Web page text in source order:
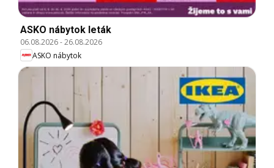
ASKO nábytok leták
06.08.2026-26.08.2026
ASKO nábytok